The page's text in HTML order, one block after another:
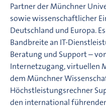
Partner der Münchner
sowie wissenschaftlicher
Deutschland und Europa.
Bandbreite an IT-
Beratung und Support –
Internetzugang, virtuellen
dem Münchner
Höchstleistungsrechner
den international